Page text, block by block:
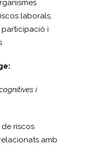
laborals,
participació i
i
riscos
amb